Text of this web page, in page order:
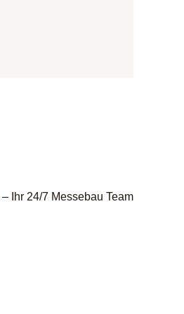
– Ihr 24/7 Messebau Team